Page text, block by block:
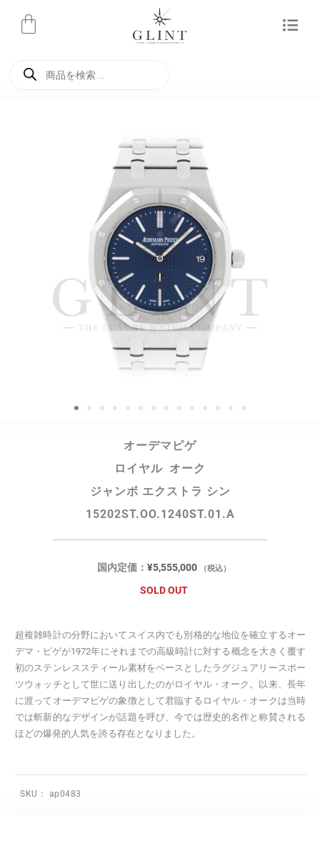
オーデマピゲ
ロイヤル オーク
ジャンボ エクストラ シン
15202ST.OO.1240ST.01.A
国内定価： ¥5,555,000 （税込）
SOLD OUT
超複雑時計の分野においてスイス内でも別格的な地位を確立するオー
デマ・ピゲが1972年にそれまでの高級時計に対する概念を大きく覆す
初のステンレススティール素材をベースとしたラグジュアリースポー
ツウォッチとして世に送り出したのがロイヤル・オーク。以来、長年
に渡ってオーデマピゲの象徴として君臨するロイヤル・オークは当時
では斬新的なデザインが話題を呼び、今では歴史的名作と称賛される
ほどの爆発的人気を誇る存在となりました。
SKU： ap0483